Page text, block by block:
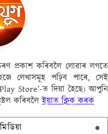
প্ৰকাশ কৰিবলৈ লোৱাৰ লগতে
লেখাসমূহ পঢ়িব পাৰে, সেই
Play Store’-ত দিয়া হৈছে৷ আপুনি
কৰিবলৈইয়াত ক্লিক্ কৰক